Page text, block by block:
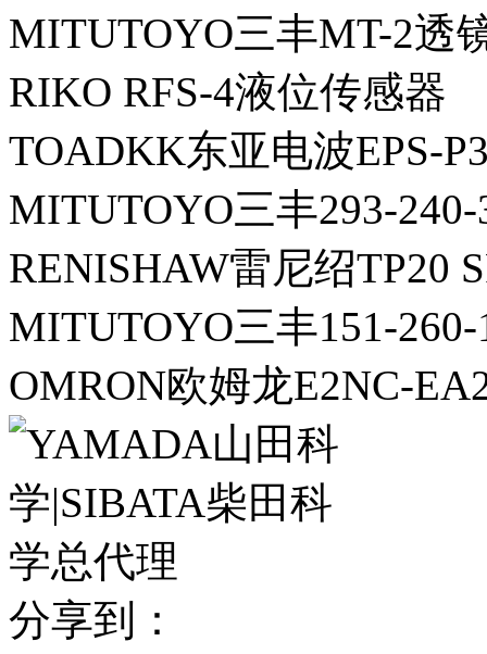
MITUTOYO三丰MT-2透
RIKO RFS-4液位传感器
TOADKK东亚电波EPS-
MITUTOYO三丰293-
RENISHAW雷尼绍TP20
MITUTOYO三丰151-
OMRON欧姆龙E2NC-
分享到：